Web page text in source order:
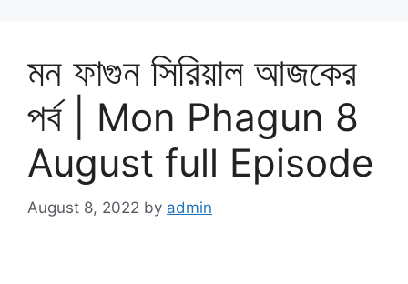
মন ফাগুন সিরিয়াল আজকের
পর্ব | Mon Phagun 8
August full Episode
August 8, 2022 by admin